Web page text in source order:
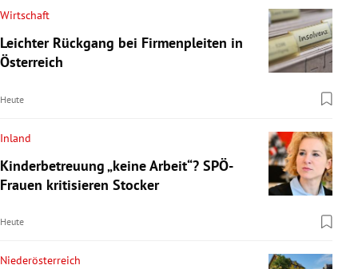
Wirtschaft
Leichter Rückgang bei Firmenpleiten in
Österreich
Heute
Inland
Kinderbetreuung „keine Arbeit“? SPÖ-
Frauen kritisieren Stocker
Heute
Niederösterreich